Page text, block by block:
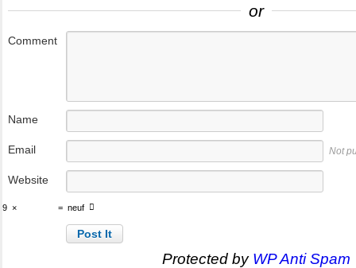
or
Comment
Name
Email Not
Website
9 × = neuf
Protected by WP Anti Spam